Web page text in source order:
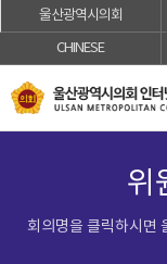
가
가
울산광역시의회
CHINESE
위
회의명을 클릭하시면